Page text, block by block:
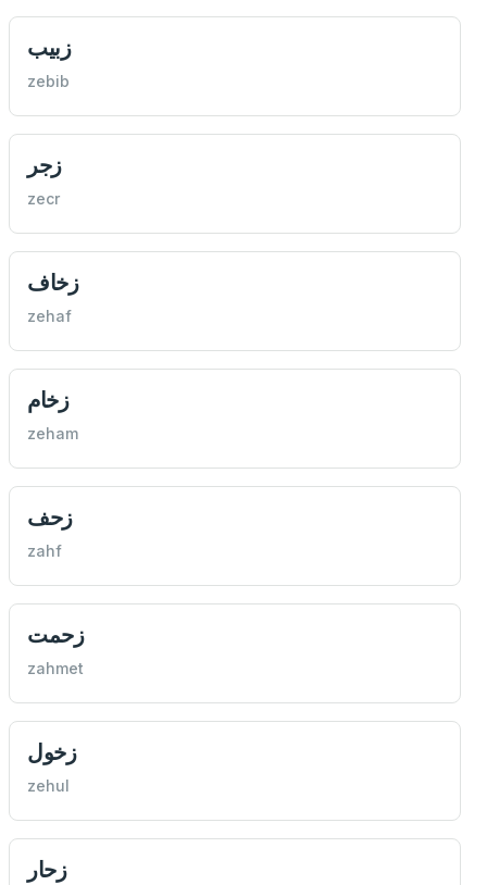
زبيب
zebib
زجر
zecr
زخاف
zehaf
زخام
zeham
زحف
zahf
زحمت
zahmet
زخول
zehul
زحار